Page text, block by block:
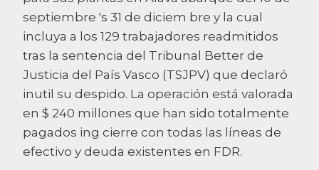
septiembre 's 31 de diciem bre y la cual
incluya a los 129 trabajadores readmitidos
tras la sentencia del Tribunal Better de
Justicia del País Vasco (TSJPV) que declaró
inutil su despido. La operación está valorada
en $ 240 millones que han sido totalmente
pagados ing cierre con todas las líneas de
efectivo y deuda existentes en FDR.